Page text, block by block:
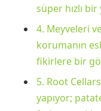
süper hızlı
4. Meyveleri
korumanın
fikirlere bir
5. Root
yapıyor;